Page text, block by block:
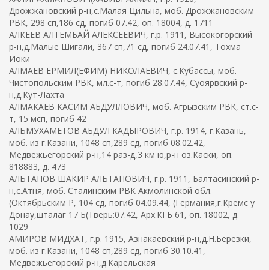
Дрожжановский р-н,с.Малая Цильна, моб. Дрожжановским
РВК, 298 сп,186 сд, погиб 07.42, оп. 18004, д. 1711
АЛКЕЕВ АЛТЕМБАЙ АЛЕКСЕЕВИЧ, г.р. 1911, Высокогорский
р-н,д.Малые Шигали, 367 сп,71 сд, погиб 24.07.41, Тохма
Иоки
АЛМАЕВ ЕРМИЛ(ЕФИМ) НИКОЛАЕВИЧ, с.Кубассы, моб.
Чистопольским РВК, мл.с-т, погиб 28.07.44, Суоярвский р-
н,д.Кут-Лахта
АЛМАКАЕВ КАСИМ АБДУЛЛОВИЧ, моб. Агрызским РВК, ст.с-
т, 15 мсп, погиб 42
АЛЬМУХАМЕТОВ АБДУЛ КАДЫРОВИЧ, г.р. 1914, г.Казань,
моб. из г.Казани, 1048 сп,289 сд, погиб 08.02.42,
Медвежьегорский р-н,14 раз-д,3 км ю,р-н оз.Каски, оп.
818883, д. 473
АЛЬТАПОВ ШАКИР АЛЬТАПОВИЧ, г.р. 1911, Балтасинский р-
н,с.Атня, моб. Сталинским РВК Акмолинской обл.
(Октябрьским Р, 104 сд, погиб 04.09.44, (Германия,г.Кремс у
Донау,шталаг 17 Б(Тверь:07.42, Арх.КГБ 61, оп. 18002, д.
1029
АМИРОВ МИДХАТ, г.р. 1915, Азнакаевский р-н,д.Н.Березки,
моб. из г.Казани, 1048 сп,289 сд, погиб 30.10.41,
Медвежьегорский р-н,д.Карельская